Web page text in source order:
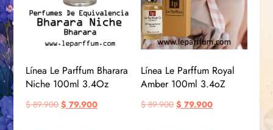
Línea Le Parffum Bharara
Niche 100ml 3.4Oz
$89.900 $ 79.900
Línea Le Parffum Royal
Amber 100ml 3.4oZ
$89.900 $ 79.900